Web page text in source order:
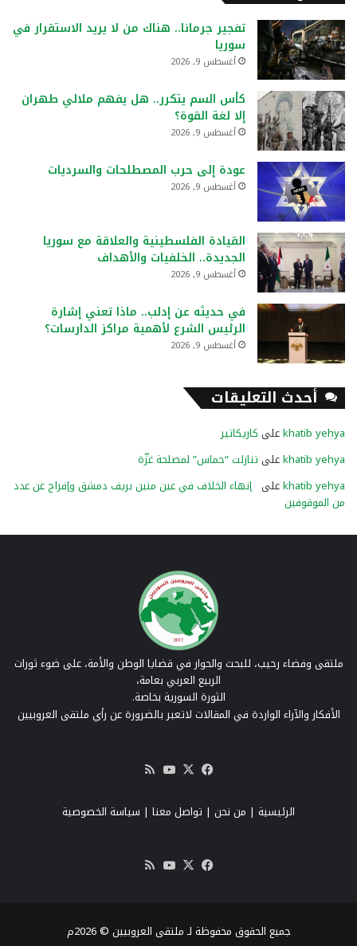
تفجير جرمانا.. هناك من لا يريد الاستقرار في
سوريا
أغسطس 9, 2026
كأس السم يتكرر.. هل يفهم ملالي طهران
إلا لغة القوة؟
أغسطس 9, 2026
عودة إلى حرب المصطلحات والسرديات
أغسطس 9, 2026
القيادة الفلسطينية والعلاقة مع سوريا
الجديدة.. الخلفيات والأهداف
أغسطس 9, 2026
في حديثه عن إدلب.. ماذا تعني إشارة
الرئيس الشرع لأهمية مراكز الدارسات؟
أغسطس 9, 2026
أحدث التعليقات
khatib yehyaعلى كاريكاتير
khatib yehyaعلى تنازلت “حماس” لمصلحة غزّة
khatib yehyaعلى إنهاء الخلاف في عين منين بريف دمشق وإفراج عن عدد
من الموقوفين
ملتقى وفضاء رحيب، للبحث والحوار في قضايا الوطن والأمة، على ضوء ثورات
الربيع العربي بعامة،
الثورة السورية بخاصة.
الأفكار والآراء الواردة في المقالات لاتعبر بالضرورة عن رأي ملتقى العروبيين
فيسبوك
‫X
‫YouTube
RSS
الرئيسية | من نحن | تواصل معنا | سياسة الخصوصية
فيسبوك
‫X
‫YouTube
جميع الحقوق محفوظة لـ ملتقى العروبيين © 2026م